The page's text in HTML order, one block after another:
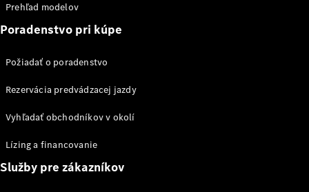
Servis
Servis
úžitkových
vozidiel
podpora
mobility
Prehľad modelov
Poradenstvo pri kúpe
Požiadať o poradenstvo
Rezervácia predvádzacej jazdy
Vyhľadať obchodníkov v okolí
Lízing a financovanie
Služby pre zákazníkov